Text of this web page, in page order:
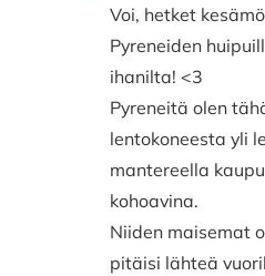
Voi, hetket
Pyreneiden
ihanilta! <3
Pyreneitä olen
lentokoneesta yli
mantereella
kohoavina.
Niiden maisemat
pitäisi lähteä